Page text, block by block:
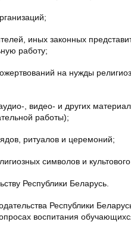
иных законных
работу;
на нужды
, видео- и других
работы);
ритуалов и церемоний;
символов и
Республики Беларусь.
Республики
воспитания